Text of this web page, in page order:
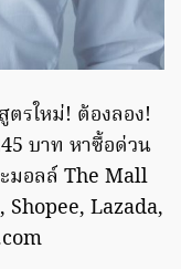
สูตรใหม่! ต้องลอง!
บาท หาซื้อด่วน
มอลล์ The Mall
Lazada,